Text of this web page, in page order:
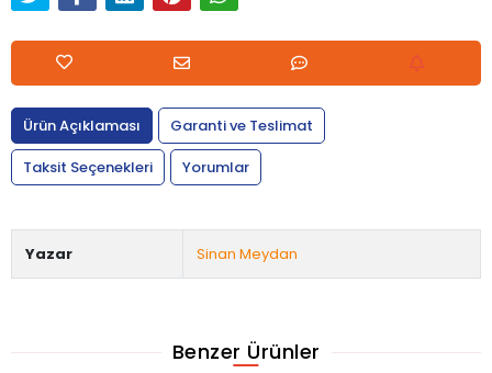
Ürün Açıklaması
Garanti ve Teslimat
Taksit Seçenekleri
Yorumlar
Yazar Sinan Meydan
Benzer Ürünler